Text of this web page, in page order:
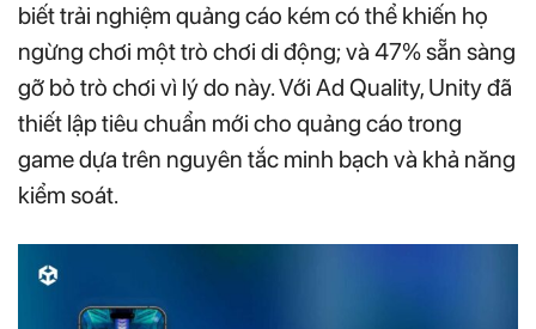
biết trải nghiệm quảng cáo kém có thể khiến họ
ngừng chơi một trò chơi di động; và 47% sẵn sàng
gỡ bỏ trò chơi vì lý do này. Với Ad Quality, Unity đã
thiết lập tiêu chuẩn mới cho quảng cáo trong
game dựa trên nguyên tắc minh bạch và khả năng
kiểm soát.